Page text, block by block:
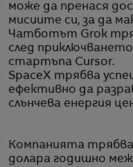
може да пренася
мисиите си, за да
Чатботът Grok
след
стартъпа Cursor.
SpaceX трябва
ефективно да
слънчева енергия
Компанията трябва
долара годишно